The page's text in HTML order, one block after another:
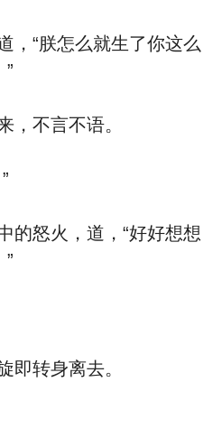
“朕怎么就生了你这么
不言不语。
怒火，道，“好好想想
转身离去。